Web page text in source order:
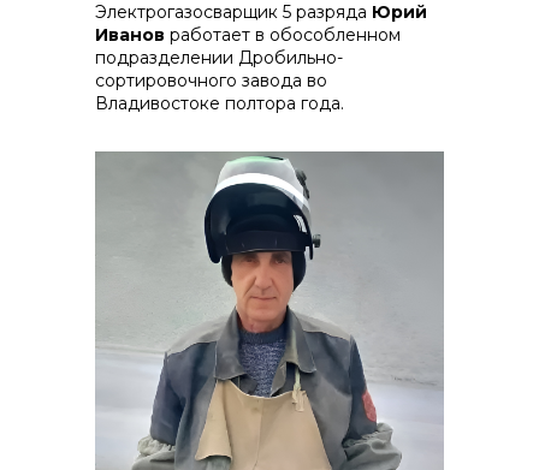
Электрогазосварщик 5 разряда Юрий
Иванов работает в обособленном
подразделении Дробильно-
сортировочного завода во
Владивостоке полтора года.